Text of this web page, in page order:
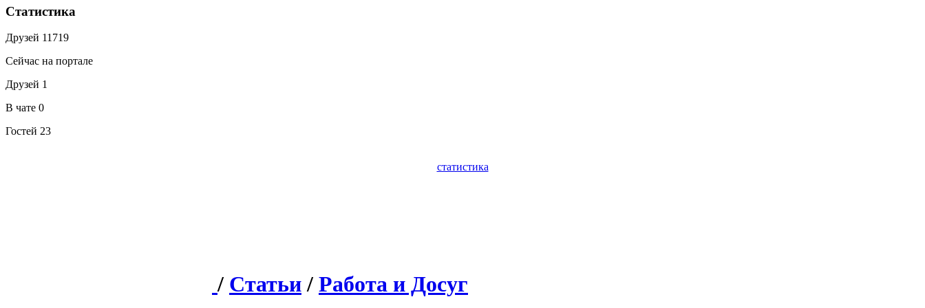
Статистика
Друзей 11719
Сейчас на портале
Друзей 1
В чате 0
Гостей 23
статистика
/ Статьи / Работа и Досуг